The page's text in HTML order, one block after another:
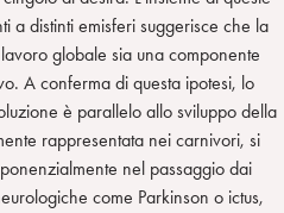
a distinti emisferi suggerisce che la
globale sia una componente
A conferma di questa ipotesi, lo
è parallelo allo sviluppo della
rappresentata nei carnivori, si
nel passaggio dai
come Parkinson o ictus,